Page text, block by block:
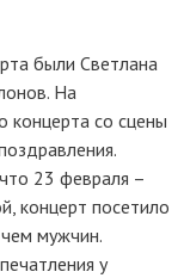
были Светлана
На
концерта со сцены
23 февраля –
концерт посетило
мужчин.
у